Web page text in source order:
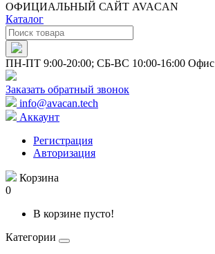
ОФИЦИАЛЬНЫЙ САЙТ AVACAN
Каталог
ПН-ПТ 9:00-20:00; СБ-ВС 10:00-16:00 Офис
Заказать обратный звонок
info@avacan.tech
Аккаунт
Регистрация
Авторизация
Корзина
0
В корзине пусто!
Категории